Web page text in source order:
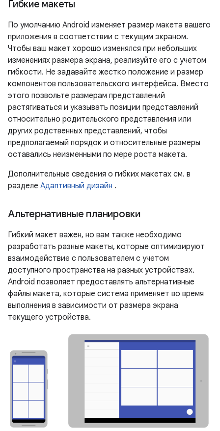
Гибкие макеты
По умолчанию Android изменяет размер макета вашего
приложения в соответствии с текущим экраном.
Чтобы ваш макет хорошо изменялся при небольших
изменениях размера экрана, реализуйте его с учетом
гибкости. Не задавайте жестко положение и размер
компонентов пользовательского интерфейса. Вместо
этого позвольте размерам представлений
растягиваться и указывать позиции представлений
относительно родительского представления или
других родственных представлений, чтобы
предполагаемый порядок и относительные размеры
оставались неизменными по мере роста макета.
Дополнительные сведения о гибких макетах см. в
разделе Адаптивный дизайн .
Альтернативные планировки
Гибкий макет важен, но вам также необходимо
разработать разные макеты, которые оптимизируют
взаимодействие с пользователем с учетом
доступного пространства на разных устройствах.
Android позволяет предоставлять альтернативные
файлы макета, которые система применяет во время
выполнения в зависимости от размера экрана
текущего устройства.